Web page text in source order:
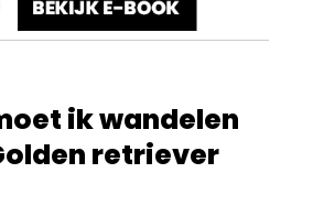
ik wandelen
retriever